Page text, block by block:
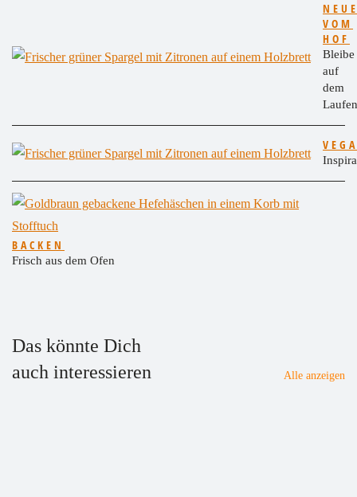
VOM
HOF
Bleibe
auf
dem
BACKEN
Frisch aus dem Ofen
Das könnte Dich
auch interessieren
Alle anzeigen